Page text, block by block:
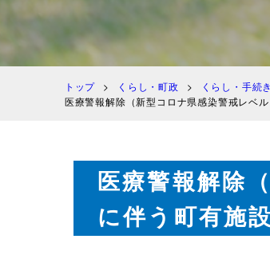
トップ くらし・町政 くらし・手続き
医療警報解除（新型コロナ県感染警戒レベ
医療警報解除
に伴う町有施